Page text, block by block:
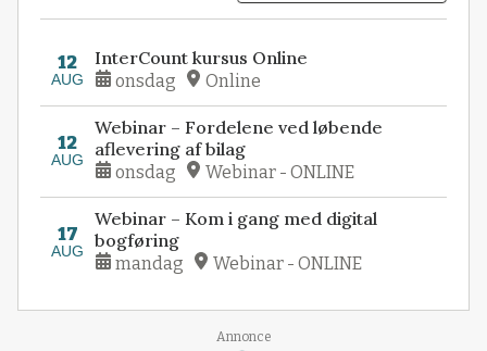
12
AUG
InterCount kursus Online
onsdag Online
12
AUG
Webinar – Fordelene ved løbende
aflevering af bilag
onsdag Webinar - ONLINE
17
AUG
Webinar – Kom i gang med digital
bogføring
mandag Webinar - ONLINE
Annonce